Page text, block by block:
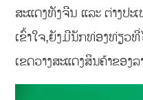
ສະແດງທັງຈີນ ແລະ ຕ່າງປ
ເຂົ້າໃຈ,ຍັງມີນັກທ່ອງທ່ຽວ
ເຂດວາງສະແດງສິນຄ້າຂອງ